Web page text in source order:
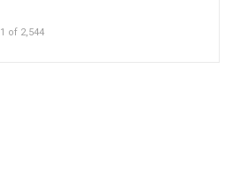
1 of 2,544